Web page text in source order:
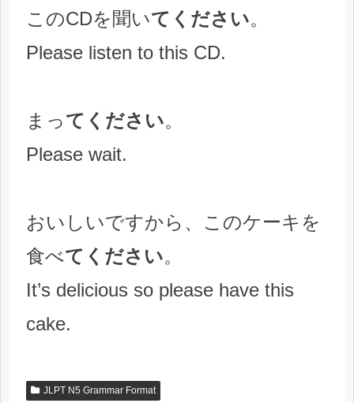
このCDを聞いてください。
Please listen to this CD.
まってください。
Please wait.
おいしいですから、このケーキを
食べてください。
It’s delicious so please have this
cake.
JLPT N5 Grammar Format